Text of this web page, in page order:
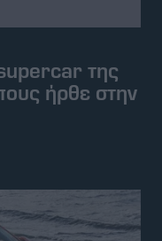
της
ήρθε στην